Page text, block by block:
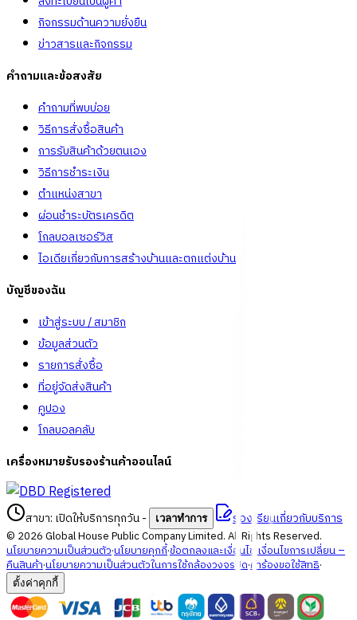
กิจกรรมด้านความยั่งยืน
ข่าวสารและกิจกรรม
คำถามและข้อสงสัย
คำถามที่พบบ่อย
วิธีการสั่งซื้อสินค้า
การรับสินค้าด้วยตนเอง
วิธีการชำระเงิน
ตำแหน่งสาขา
ผ่อนชำระบัตรเครดิต
โกลบอลเซอร์วิส
ไอเดียเกี่ยวกับการสร้างบ้านและตกแต่งบ้าน
บัญชีของฉัน
เข้าสู่ระบบ / สมาชิก
ข้อมูลส่วนตัว
รายการสั่งซื้อ
ที่อยู่จัดส่งสินค้า
คูปอง
โกลบอลคลับ
เครื่องหมายรับรองร้านค้าออนไลน์
สาขา: เปิดให้บริการทุกวัน- เวลาทำการ ร้องเรียนเกี่ยวกับบริการ
© 2026Global House Public Company Limited. All Rights Reserved.
นโยบายความเป็นส่วนตัว·นโยบายคุกกี้·ข้อตกลงและเงื่อนไข·เงื่อนไขการเปลี่ยน –
คืนสินค้า·นโยบายความเป็นส่วนตัวในการใช้กล้องวงจรปิด·คำร้องขอใช้สิทธิ·
ตั้งค่าคุกกี้